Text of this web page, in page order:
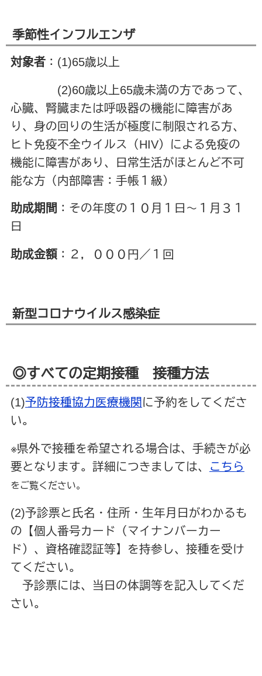
季節性インフルエンザ
対象者：(1)65歳以上
(2)60歳以上65歳未満の方であって、
心臓、腎臓または呼吸器の機能に障害があ
り、身の回りの生活が極度に制限される方、
ヒト免疫不全ウイルス（HIV）による免疫の
機能に障害があり、日常生活がほとんど不可
能な方（内部障害：手帳１級）
助成期間 ：その年度の１０月１日～１月３１
日
助成金額 ：２，０００円／１回
新型コロナウイルス感染症
◎すべての定期接種 接種方法
(1)予防接種協力医療機関 に予約をしてくださ
い。
※県外で接種を希望される場合は、手続きが必
要となります。詳細につきましては、 こちら
をご覧ください。
(2)予診票と氏名・住所・生年月日がわかるも
の【個人番号カード（マイナンバーカー
ド）、資格確認証等】を持参し、接種を受け
てください。
予診票には、当日の体調等を記入してくだ
さい。